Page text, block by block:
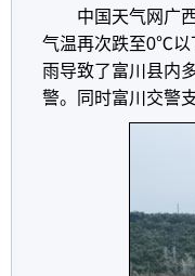
中国天气网广
气温再次跌至0℃以
雨导致了富川县内
警。同时富川交警